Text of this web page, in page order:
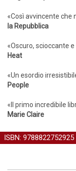
«Così avvincente che
la Repubblica
«Oscuro, scioccante
Heat
«Un esordio
People
«Il primo incredibile
Marie Claire
ISBN: